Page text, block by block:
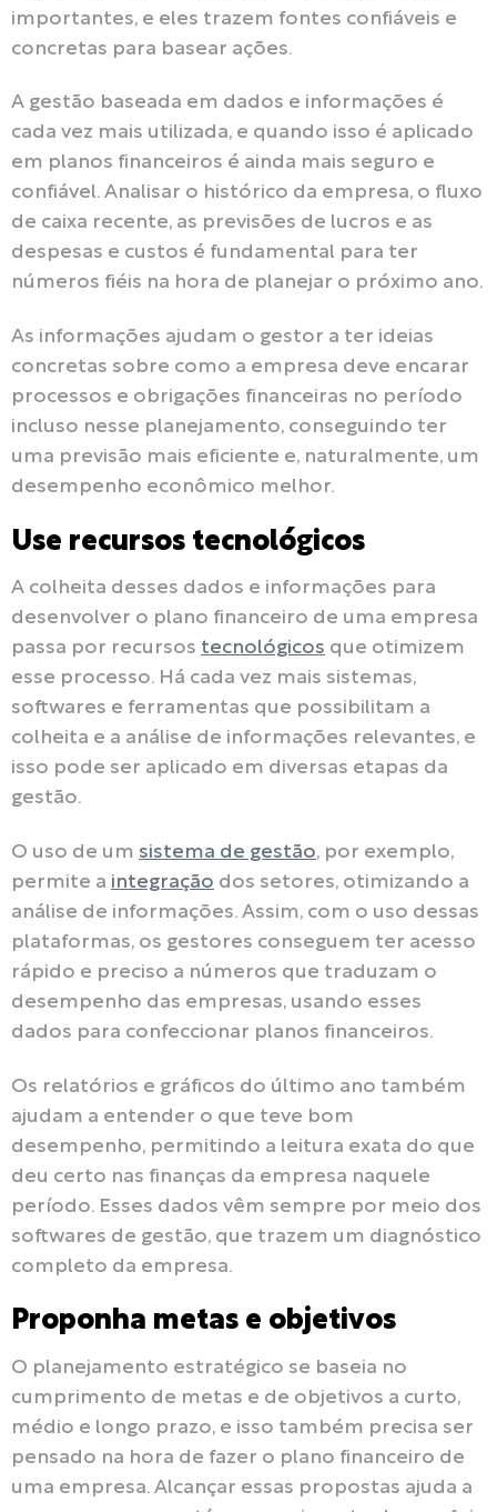
importantes, e eles trazem fontes confiáveis e
concretas para basear ações.
A gestão baseada em dados e informações é
cada vez mais utilizada, e quando isso é aplicado
em planos financeiros é ainda mais seguro e
confiável. Analisar o histórico da empresa, o fluxo
de caixa recente, as previsões de lucros e as
despesas e custos é fundamental para ter
números fiéis na hora de planejar o próximo ano.
As informações ajudam o gestor a ter ideias
concretas sobre como a empresa deve encarar
processos e obrigações financeiras no período
incluso nesse planejamento, conseguindo ter
uma previsão mais eficiente e, naturalmente, um
desempenho econômico melhor.
Use recursos tecnológicos
A colheita desses dados e informações para
desenvolver o plano financeiro de uma empresa
passa por recursos tecnológicos que otimizem
esse processo. Há cada vez mais sistemas,
softwares e ferramentas que possibilitam a
colheita e a análise de informações relevantes, e
isso pode ser aplicado em diversas etapas da
gestão.
O uso de um sistema de gestão, por exemplo,
permite a integração dos setores, otimizando a
análise de informações. Assim, com o uso dessas
plataformas, os gestores conseguem ter acesso
rápido e preciso a números que traduzam o
desempenho das empresas, usando esses
dados para confeccionar planos financeiros.
Os relatórios e gráficos do último ano também
ajudam a entender o que teve bom
desempenho, permitindo a leitura exata do que
deu certo nas finanças da empresa naquele
período. Esses dados vêm sempre por meio dos
softwares de gestão, que trazem um diagnóstico
completo da empresa.
Proponha metas e objetivos
O planejamento estratégico se baseia no
cumprimento de metas e de objetivos a curto,
médio e longo prazo, e isso também precisa ser
pensado na hora de fazer o plano financeiro de
uma empresa. Alcançar essas propostas ajuda a